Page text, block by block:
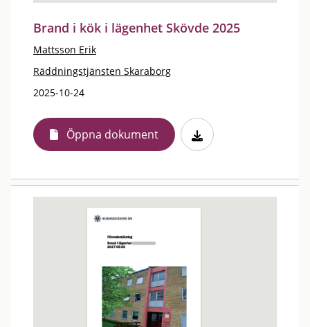
Brand i kök i lägenhet Skövde 2025
Mattsson Erik
Räddningstjänsten Skaraborg
2025-10-24
Öppna dokument